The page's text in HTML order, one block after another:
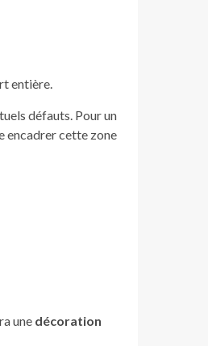
entière.
défauts. Pour un
encadrer cette zone
une décoration